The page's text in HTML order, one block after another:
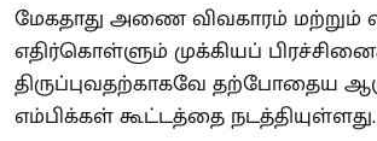
மேகதாது அணை விவகாரம் மற்றும்
எதிர்கொள்ளும் முக்கியப்
திருப்புவதற்காகவே தற்போதைய
எம்பிக்கள் கூட்டத்தை நடத்தியுள்ளது.